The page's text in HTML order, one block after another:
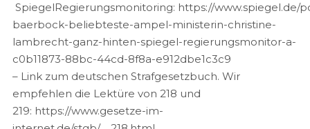
SpiegelRegierungsmonitoring: https://www.spiegel.de/
baerbock-beliebteste-ampel-ministerin-christine-
lambrecht-ganz-hinten-spiegel-regierungsmonitor-a-
c0b11873-88bc-44cd-8f8a-e912dbe1c3c9
– Link zum deutschen Strafgesetzbuch. Wir
empfehlen die Lektüre von 218 und
219: https://www.gesetze-im-